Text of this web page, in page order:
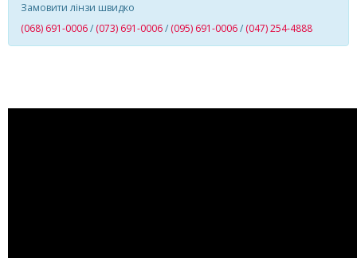
Замовити лінзи швидко
(068) 691-0006/ (073) 691-0006/ (095) 691-0006/ (047) 254-4888